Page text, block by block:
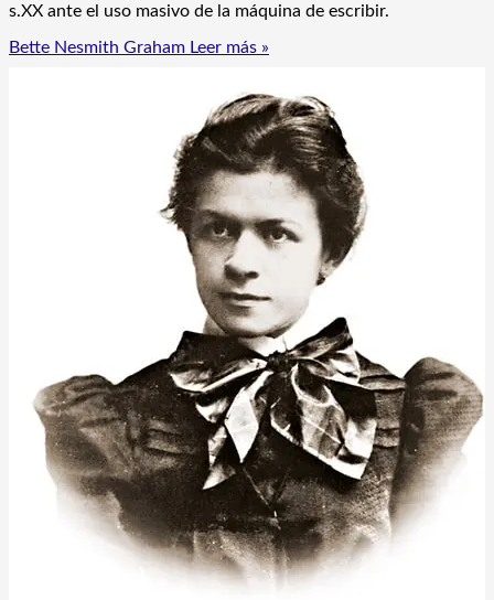
s.XX ante el uso masivo de la máquina de escribir.
Bette Nesmith Graham Leer más »